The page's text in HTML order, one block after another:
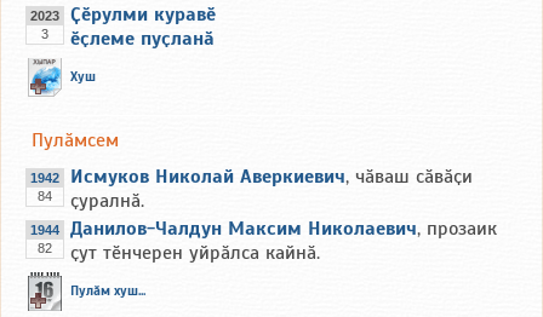
2023
3
Ҫӗрулми куравӗ
ӗҫлеме пуҫланӑ
Хуш
Пулӑмсем
1942
84
Исмуков Николай Аверкиевич, чӑваш сӑвӑҫи
ҫуралнӑ.
1944
82
Данилов-Чалдун Максим Николаевич, прозаик
ҫут тӗнчерен уйрӑлса кайнӑ.
Пулӑм хуш...